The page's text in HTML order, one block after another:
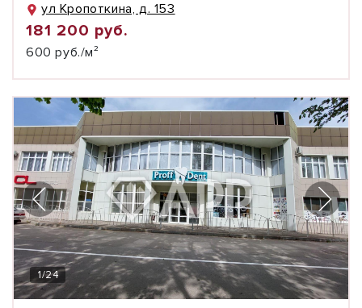
ул Кропоткина, д. 153
181 200 руб.
600 руб./м²
1/24